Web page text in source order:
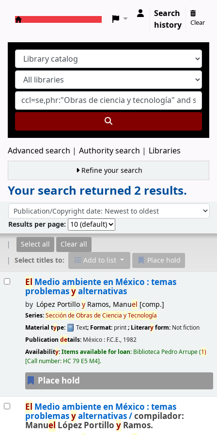
Search
history
Clear
Advanced search Authority search Libraries
Refine your search
Your search returned 2 results.
Sort by:
Results per page:
Select all
Clear all
Select titles to:
Add to list Place hold
El Medio ambiente en México : temas
problemasyalternativas
by López PortilloyRamos, Manuel [comp.]
Series:SeccióndeObrasdeCiencia yTecnología
Material type: Text; Format: print; Literaryform: Not fiction
Publication details: México : F.C.E., 1982
Availability:Items available for loan: Biblioteca Pedro Arrupe(1)
Call number: HC 79 E5 M4 .
Place hold
El Medio ambiente en México : temas
problemasyalternativas /compilador:
Manuel López Portillo yRamos.